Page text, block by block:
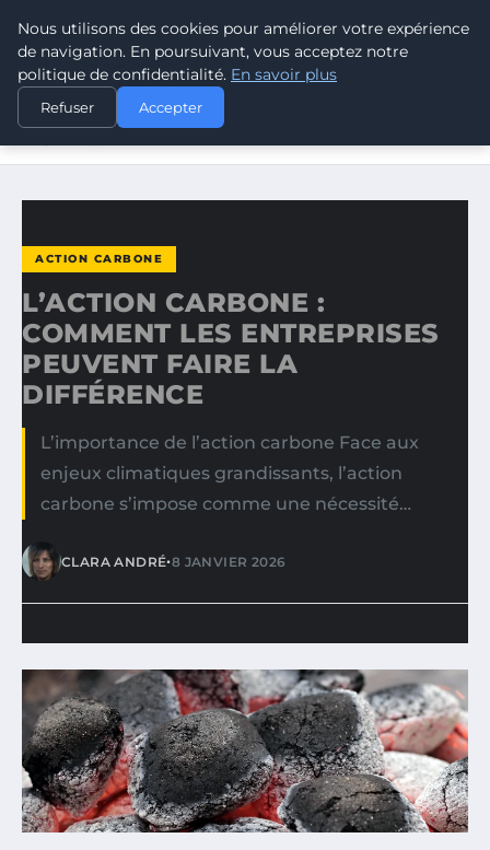
CLIMATE RESPONSE BLOG
ACCUEIL
ACTION CARBONE
L’ACTION CARBONE : COMMENT LES ENTREPRISES
ACTION CARBONE
L’ACTION CARBONE :
COMMENT LES ENTREPRISES
PEUVENT FAIRE LA
DIFFÉRENCE
L’importance de l’action carbone Face aux
enjeux climatiques grandissants, l’action
carbone s’impose comme une nécessité…
CLARA ANDRÉ•8 JANVIER 2026
Nous utilisons des cookies pour améliorer votre expérience
de navigation. En poursuivant, vous acceptez notre
politique de confidentialité. En savoir plus
Refuser Accepter